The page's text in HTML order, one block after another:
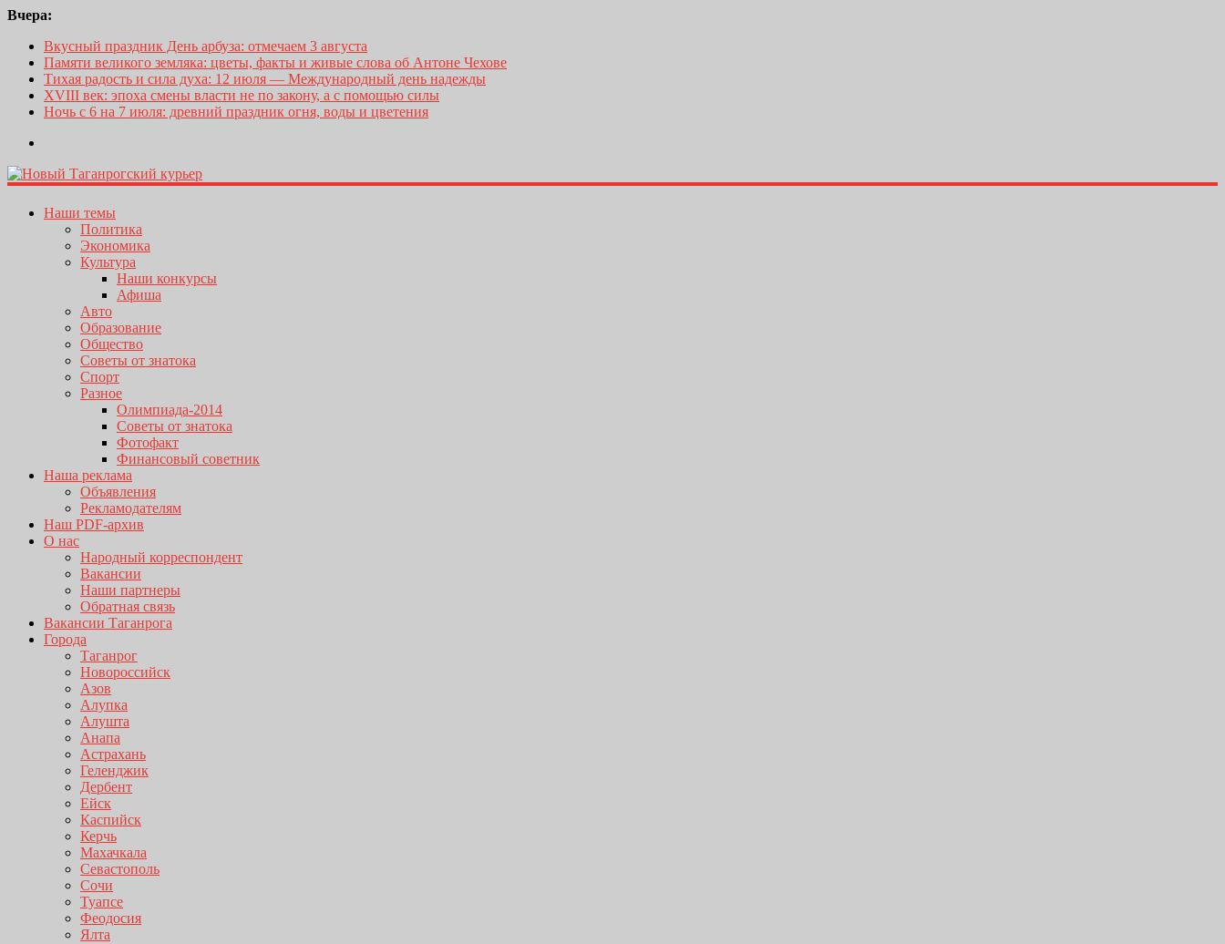
Вчера:
Вкусный праздник День арбуза: отмечаем 3 августа
Памяти великого земляка: цветы, факты и живые слова об Антоне Чехове
Тихая радость и сила духа: 12 июля — Международный день надежды
XVIII век: эпоха смены власти не по закону, а с помощью силы
Ночь с 6 на 7 июля: древний праздник огня, воды и цветения
Наши темы
Политика
Экономика
Культура
Наши конкурсы
Афиша
Авто
Образование
Общество
Советы от знатока
Спорт
Разное
Олимпиада-2014
Советы от знатока
Фотофакт
Финансовый советник
Наша реклама
Объявления
Рекламодателям
Наш PDF-архив
О нас
Народный корреспондент
Вакансии
Наши партнеры
Обратная связь
Вакансии Таганрога
Города
Таганрог
Новороссийск
Азов
Алупка
Алушта
Анапа
Астрахань
Геленджик
Дербент
Ейск
Каспийск
Керчь
Махачкала
Севастополь
Сочи
Туапсе
Феодосия
Ялта